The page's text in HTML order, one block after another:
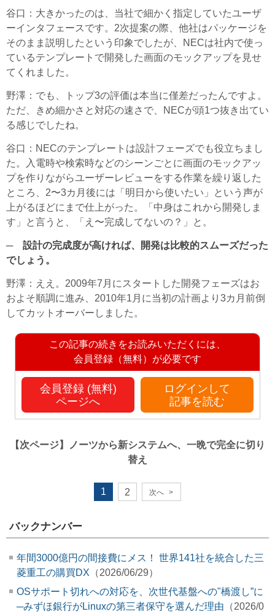
谷口 ：大きかったのは、当社で細かく指定していたユーザ
ーインタフェースです。2次提案の際、他社はパッケージを
そのまま説明したという印象でしたが、NECは社内で使っ
ているテンプレートで開発した画面のモックアップを見せ
てくれました。
野澤 ：でも、トップ3の評価は本当に僅差だったんですよ。
ただ、きめ細かさと対応の速さで、NECが頭1つ抜き出てい
る感じでしたね。
谷口 ：NECのテンプレートは設計フェーズでも役立ちまし
た。入電時や検索時などのシーンごとに画面のモックアッ
プを作りながらユーザーレビューをする作業を繰り返した
ところ、2〜3カ月後には「明日から使いたい」という声が
上がるほどにまで仕上がった。「中身はこれから開発しま
す」と言うと、「え〜完成してないの？」と。
─ 設計の完成度が高ければ、開発は比較的スムーズだった
でしょう。
野澤 ：ええ。2009年7月にスタートした開発フェーズはお
およそ順調に進み、2010年1月に当初の計画より3カ月前倒
してカットオーバーしました。
この記事の続きをお読みいただくには、
会員登録（無料）が必要です
会員登録 (無料)
ページへ
ログインして
記事を読む
【次ページ】
ノーツから新システムへ、一晩で完全に切り
替え
1 2 次へ >
バックナンバー
年間3000億円の間接費にメス！ 世界141社を統合した三
菱重工の購買DX （2026/06/29）
OSサポート切れへの対応を、次世代基盤への"橋渡し”に
─みずほ銀行がLinuxの第三者保守を選んだ理由 （2026/0